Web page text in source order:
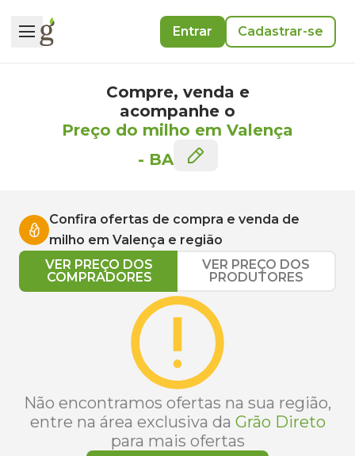
Entrar Cadastrar-se
Compre, venda e
acompanhe o
Preço do milho em Valença
- BA
Confira ofertas de compra e venda de
milho em Valença e região
VER PREÇO DOS
COMPRADORES
VER PREÇO DOS
PRODUTORES
Não encontramos ofertas na sua região,
entre na área exclusiva da Grão Direto
para mais ofertas